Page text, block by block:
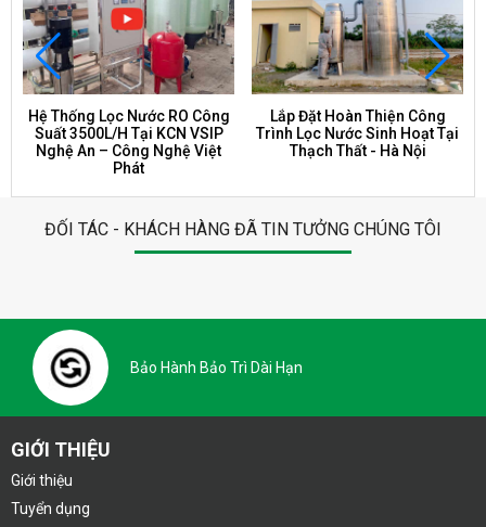
Hệ Thống Lọc Nước RO Công
Suất 3500L/H Tại KCN VSIP
Nghệ An – Công Nghệ Việt
Phát
Lắp Đặt Hoàn Thiện Công
Trình Lọc Nước Sinh Hoạt Tại
Thạch Thất - Hà Nội
ĐỐI TÁC - KHÁCH HÀNG ĐÃ TIN TƯỞNG CHÚNG TÔI
Bảo Hành Bảo Trì Dài Hạn
GIỚI THIỆU
Giới thiệu
Tuyển dụng